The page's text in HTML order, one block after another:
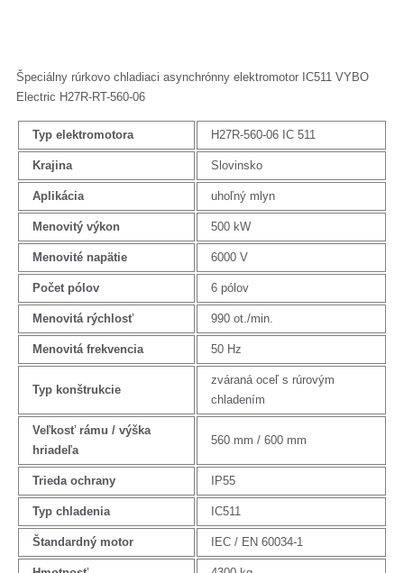
Špeciálny rúrkovo chladiaci asynchrónny elektromotor IC511 VYBO
Electric H27R-RT-560-06
Typ elektromotora H27R-560-06 IC 511
Krajina Slovinsko
Aplikácia uhoľný mlyn
Menovitý výkon 500 kW
Menovité napätie 6000 V
Počet pólov 6 pólov
Menovitá rýchlosť 990 ot./min.
Menovitá frekvencia 50 Hz
Typ konštrukcie
zváraná oceľ s rúrovým
chladením
Veľkosť rámu / výška
hriadeľa
560 mm / 600 mm
Trieda ochrany IP55
Typ chladenia IC511
Štandardný motor IEC / EN 60034-1